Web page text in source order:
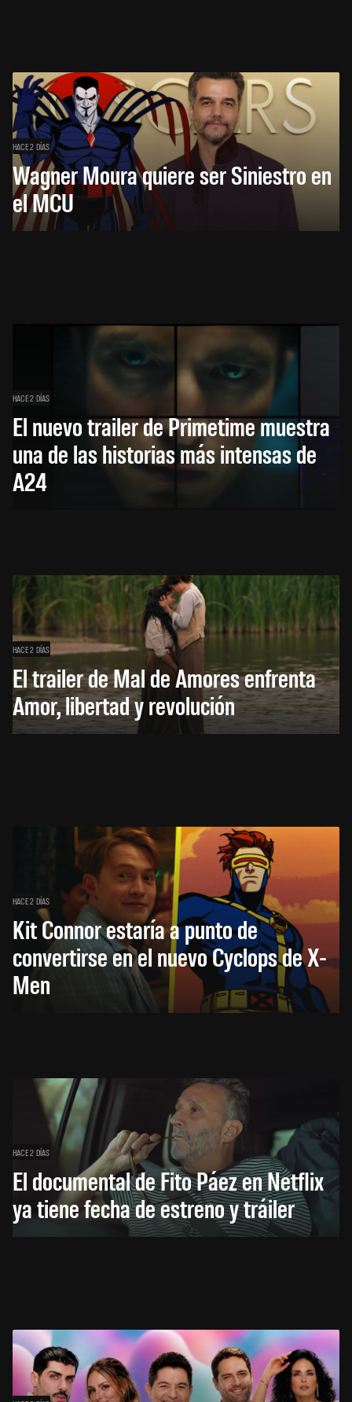
HACE 2 DÍAS
Wagner Moura quiere ser Siniestro en
el MCU
HACE 2 DÍAS
El nuevo trailer de Primetime muestra
una de las historias más intensas de
A24
HACE 2 DÍAS
El trailer de Mal de Amores enfrenta
Amor, libertad y revolución
HACE 2 DÍAS
Kit Connor estaría a punto de
convertirse en el nuevo Cyclops de X-
Men
HACE 2 DÍAS
El documental de Fito Páez en Netflix
ya tiene fecha de estreno y tráiler